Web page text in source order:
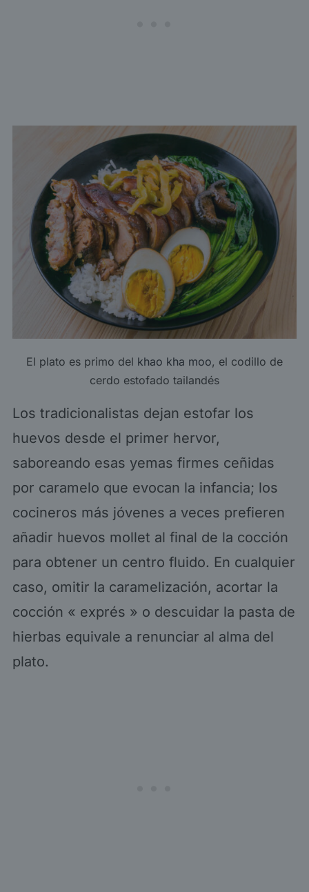
El plato es primo del khao kha moo, el codillo de
cerdo estofado tailandés
Los tradicionalistas dejan estofar los
huevos desde el primer hervor,
saboreando esas yemas firmes ceñidas
por caramelo que evocan la infancia; los
cocineros más jóvenes a veces prefieren
añadir huevos mollet al final de la cocción
para obtener un centro fluido. En cualquier
caso, omitir la caramelización, acortar la
cocción « exprés » o descuidar la pasta de
hierbas equivale a renunciar al alma del
plato.